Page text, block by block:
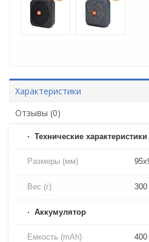
Характеристики
Отзывы (0)
Технические характеристики
Размеры (мм)
Вес (г) 300
Аккумулятор
Емкость (mAh) 400